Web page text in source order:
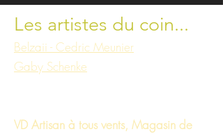
Les artistes du coin...
Belzaii - Cedric Meunier
Gaby Schenke
VD Artisan à tous vents, Magasin de